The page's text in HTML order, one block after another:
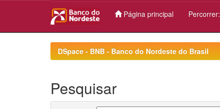
Página principal Percorrer:
DSpace - BNB - Banco do Nordeste do Brasil
Pesquisar